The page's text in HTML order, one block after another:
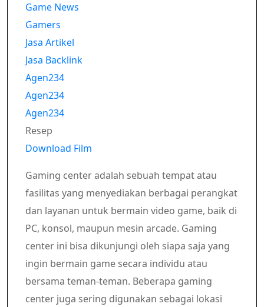
Game News
Gamers
Jasa Artikel
Jasa Backlink
Agen234
Agen234
Agen234
Resep
Download Film
Gaming center adalah sebuah tempat atau
fasilitas yang menyediakan berbagai perangkat
dan layanan untuk bermain video game, baik di
PC, konsol, maupun mesin arcade. Gaming
center ini bisa dikunjungi oleh siapa saja yang
ingin bermain game secara individu atau
bersama teman-teman. Beberapa gaming
center juga sering digunakan sebagai lokasi